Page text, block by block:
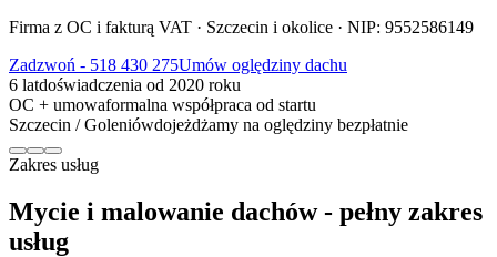
Firma z OC i fakturą VAT · Szczecin i okolice · NIP: 9552586149
Zadzwoń - 518 430 275Umów oględziny dachu
6 latdoświadczenia od 2020 roku
OC + umowaformalna współpraca od startu
Szczecin / Goleniówdojeżdżamy na oględziny bezpłatnie
Zakres usług
Mycie i malowanie dachów - pełny zakres
usług